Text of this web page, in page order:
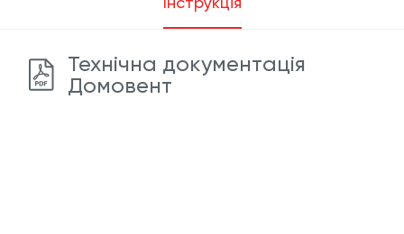
Технічна документація
Домовент